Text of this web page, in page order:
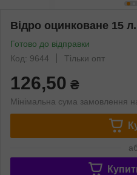
Відро оцинковане 15 л.
Готово до відправки
Код: 9644
Тільки опт
126,50 ₴
Мінімальна сума замовлення